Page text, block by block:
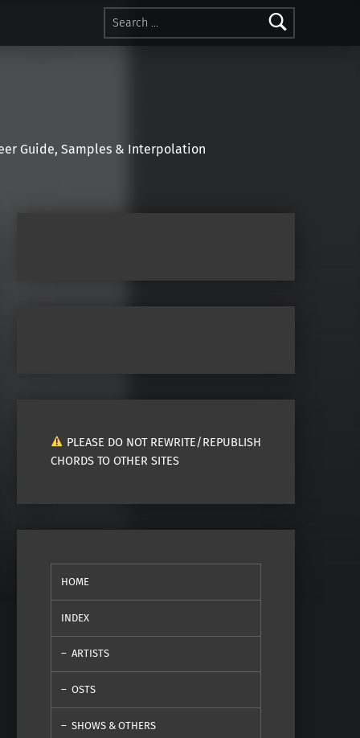
Search for:
Guide, Samples & Interpolation
PLEASE DO NOT REWRITE/REPUBLISH
CHORDS TO OTHER SITES
HOME
INDEX
ARTISTS
OSTS
SHOWS & OTHERS